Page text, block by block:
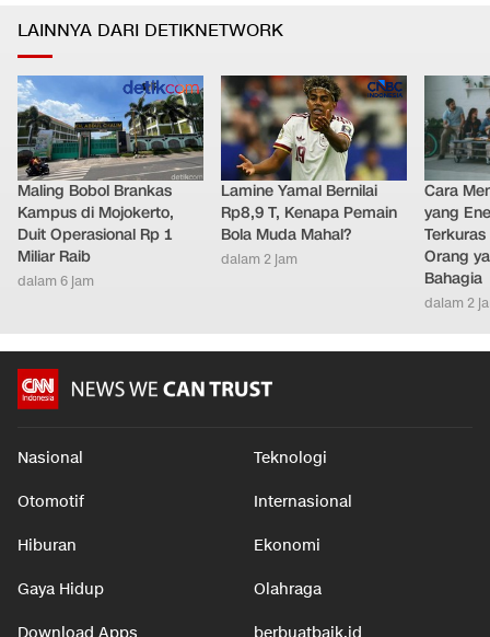
LAINNYA DARI DETIKNETWORK
Maling Bobol Brankas
Kampus di Mojokerto,
Duit Operasional Rp 1
Miliar Raib
dalam 6 jam
Lamine Yamal Bernilai
Rp8,9 T, Kenapa Pemain
Bola Muda Mahal?
dalam 2 jam
Cara
yang
Orang
Bahagia
dalam 2
Nasional Teknologi
Otomotif Internasional
Hiburan Ekonomi
Gaya Hidup Olahraga